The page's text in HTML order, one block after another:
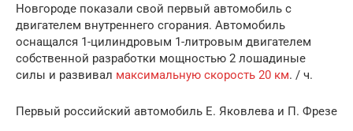
Новгороде показали свой первый автомобиль с
двигателем внутреннего сгорания. Автомобиль
оснащался 1-цилиндровым 1-литровым двигателем
собственной разработки мощностью 2 лошадиные
силы и развивал максимальную скорость 20 км. / ч.
Первый российский автомобиль Е. Яковлева и П. Фрезе